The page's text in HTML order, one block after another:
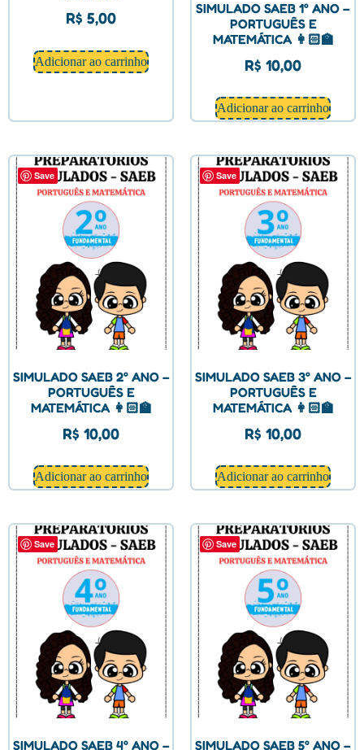
R$ 5,00
Adicionar ao carrinho
SIMULADO SAEB 1° ANO –
PORTUGUÊS E
MATEMÁTICA 👩🏻‍🏫
R$ 10,00
Adicionar ao carrinho
Save
SIMULADO SAEB 2° ANO –
PORTUGUÊS E
MATEMÁTICA 👩🏻‍🏫
R$ 10,00
Adicionar ao carrinho
Save
SIMULADO SAEB 3° ANO –
PORTUGUÊS E
MATEMÁTICA 👩🏻‍🏫
R$ 10,00
Adicionar ao carrinho
Save
SIMULADO SAEB 4° ANO –
Save
SIMULADO SAEB 5° ANO –